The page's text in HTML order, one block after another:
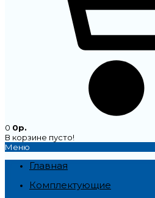
0 0р.
В корзине пусто!
Меню
Главная
Комплектующие